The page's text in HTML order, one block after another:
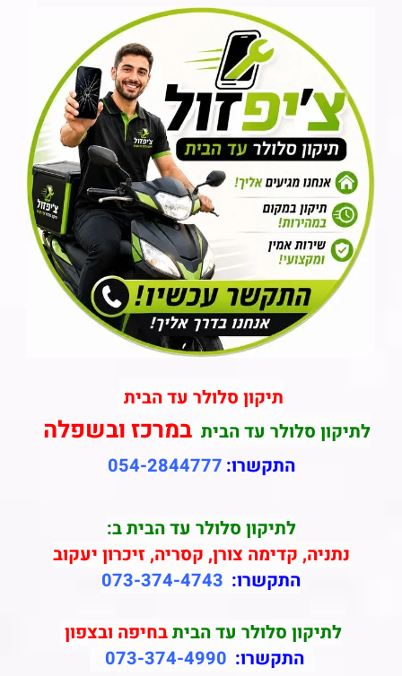
תיקון סלולר עד הבית
לתיקון סלולר עד הביתבמרכז ובשפלה
התקשרו: 054-2844777
לתיקון סלולר עד הבית ב:
נתניה, קדימה צורן, קסריה, זיכרון יעקוב
התקשרו: 073-374-4743
לתיקון סלולר עד הביתבחיפה ובצפון
התקשרו: 073-374-4990